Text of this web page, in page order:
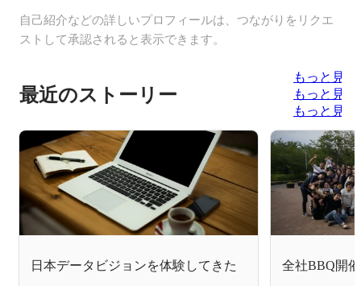
自己紹介などの詳しいプロフィールは、つながりをリクエ
ストして承認されると表示できます。
最近のストーリー
もっと見る
もっと見る
もっと見る
日本データビジョンを体験してきた 全社BBQ開